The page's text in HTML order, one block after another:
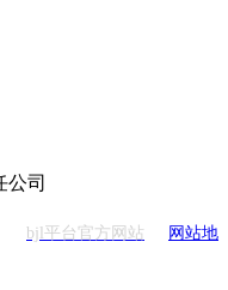
bjl平台官方网站
网站地